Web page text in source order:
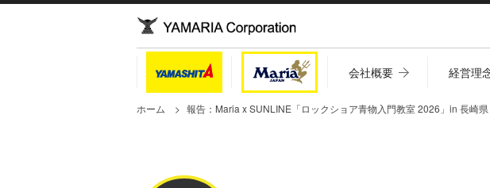
会社概要 経営理
ホーム 報告：Maria x SUNLINE「ロックショア青物入門教室 2026」in 長崎県